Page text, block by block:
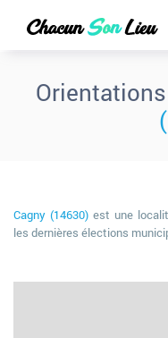
Cagny (14630) est une
les dernières élections